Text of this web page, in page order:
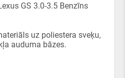
GS 3.0-3.5 Benzīns
uz poliestera sveķu,
auduma bāzes.